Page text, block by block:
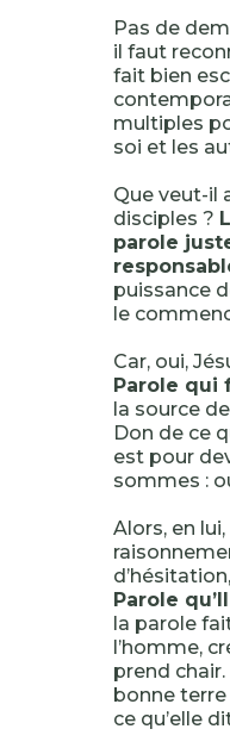
Pas de
il faut
fait bien
multiples
soi et les
Que veut-il
disciples ?
parole
puissance
le
Car, oui,
Parole qui
la source
Don de ce
est pour
sommes :
Alors, en
d’hésitation,
Parole
la parole
l’homme,
prend
bonne terre
ce qu’elle